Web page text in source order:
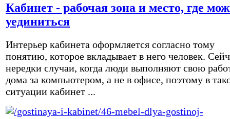
Кабинет - рабочая зона и место, где
уединиться
Интерьер кабинета оформляется согласно тому
понятию, которое вкладывает в него человек.
нередки случаи, когда люди выполняют свою
дома за компьютером, а не в офисе, поэтому в
ситуации кабинет ...